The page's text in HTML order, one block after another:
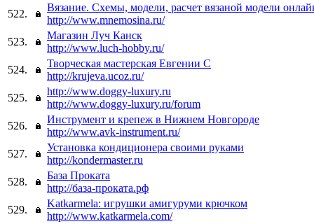
522.
Вязание. Схемы, модели, расчет вязаной модели
http://www.mnemosina.ru/
523.
Магазин Луч Канск
http://www.luch-hobby.ru/
524.
Творческая мастерская Евгении С
http://krujeva.ucoz.ru/
525.
http://www.doggy-luxury.ru
http://www.doggy-luxury.ru/forum
526.
Инструмент и крепеж в Нижнем Новгороде
http://www.avk-instrument.ru/
527.
Установка кондиционера своими руками
http://kondermaster.ru
528.
База Проката
http://база-проката.рф
529.
Katkarmela: игрушки амигуруми крючком
http://www.katkarmela.com/